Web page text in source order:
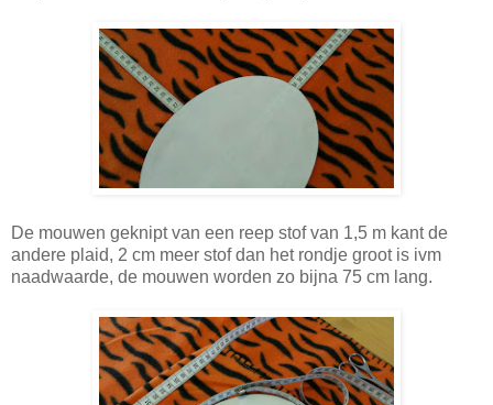
De mouwen geknipt van een reep stof van 1,5 m kant de
andere plaid, 2 cm meer stof dan het rondje groot is ivm
naadwaarde, de mouwen worden zo bijna 75 cm lang.